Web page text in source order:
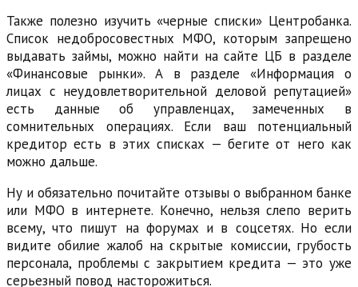
Также полезно изучить «черные списки» Центробанка.
Список недобросовестных МФО, которым запрещено
выдавать займы, можно найти на сайте ЦБ в разделе
«Финансовые рынки». А в разделе «Информация о
лицах с неудовлетворительной деловой репутацией»
есть данные об управленцах, замеченных в
сомнительных операциях. Если ваш потенциальный
кредитор есть в этих списках — бегите от него как
можно дальше.
Ну и обязательно почитайте отзывы о выбранном банке
или МФО в интернете. Конечно, нельзя слепо верить
всему, что пишут на форумах и в соцсетях. Но если
видите обилие жалоб на скрытые комиссии, грубость
персонала, проблемы с закрытием кредита — это уже
серьезный повод насторожиться.